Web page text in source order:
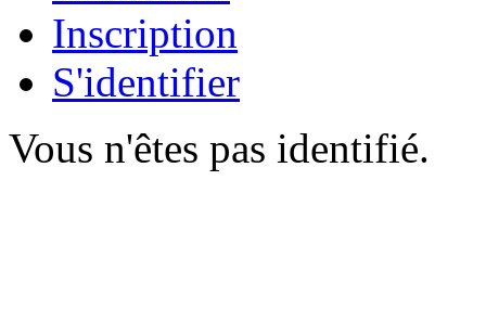
Inscription
S'identifier
Vous n'êtes pas identifié.